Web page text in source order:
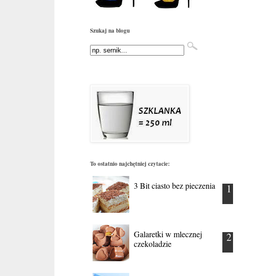
Szukaj na blogu
To ostatnio najchętniej czytacie:
3 Bit ciasto bez pieczenia
Galaretki w mlecznej
czekoladzie